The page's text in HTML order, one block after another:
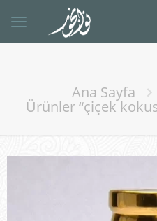
Ana Sayfa
Ürünler “çiçek